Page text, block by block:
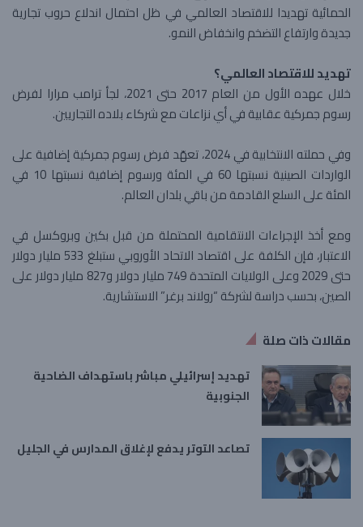
الحمائية تهديدا للاقتصاد العالمي في ظل احتمال اندلاع حروب تجارية
جديدة وارتفاع التضخم وانخفاض النمو.
تهديد للاقتصاد العالمي؟
خلال عهده الأول من العام 2017 حتى 2021، لجأ ترامب مرارا لفرض
رسوم جمركية عقابية في أي نزاعات مع شركاء بلاده التجاريين.
وفي حملته الانتخابية في 2024، تعهّد فرض رسوم جمركية إضافية على
الواردات الصينية نسبتها 60 في المئة ورسوم إضافية نسبتها 10 في
المئة على السلع القادمة من باقي بلدان العالم.
ومع أخذ الإجراءات الانتقامية المحتملة من قبل بكين وبروكسل في
الاعتبار، فإن الكلفة على اقتصاد الاتحاد الأوروبي ستبلغ 533 مليار دولار
حتى 2029 وعلى الولايات المتحدة 749 مليار دولار و827 مليار دولار على
الصين، بحسب دراسة لشركة “رولاند برغر” الاستشارية.
مقالات ذات صلة
تهديد إسرائيلي مباشر باستهداف الضاحية
الجنوبية
تصاعد التوتر يدفع لإغلاق المدارس في الجليل